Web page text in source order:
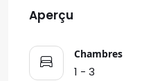
Aperçu
Chambres
1 - 3